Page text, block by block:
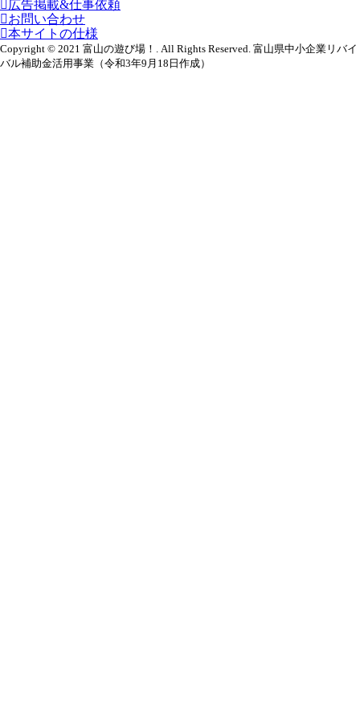
広告掲載&仕事依頼
お問い合わせ
本サイトの仕様
Copyright © 2021 富山の遊び場！. All Rights Reserved. 富山県中小企業リバイ
バル補助金活用事業（令和3年9月18日作成）